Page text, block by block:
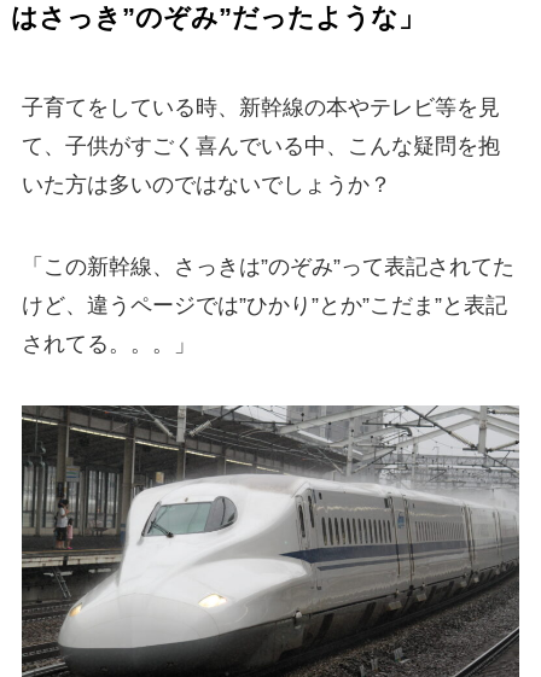
はさっき”のぞみ”だったような」
子育てをしている時、新幹線の本やテレビ等を見
て、子供がすごく喜んでいる中、こんな疑問を抱
いた方は多いのではないでしょうか？
「この新幹線、さっきは”のぞみ”って表記されてた
けど、違うページでは”ひかり”とか”こだま”と表記
されてる。。。」